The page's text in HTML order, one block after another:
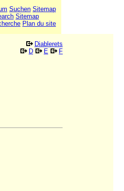
Suchen Sitemap
Sitemap
Plan du site
Diablerets
D
E F